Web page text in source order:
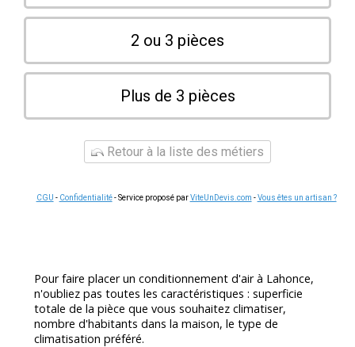
2 ou 3 pièces
Plus de 3 pièces
Retour à la liste des métiers
CGU - Confidentialité- Service proposé parViteUnDevis.com -Vous êtes un artisan ?
Pour faire placer un conditionnement d'air à Lahonce,
n'oubliez pas toutes les caractéristiques : superficie
totale de la pièce que vous souhaitez climatiser,
nombre d'habitants dans la maison, le type de
climatisation préféré.